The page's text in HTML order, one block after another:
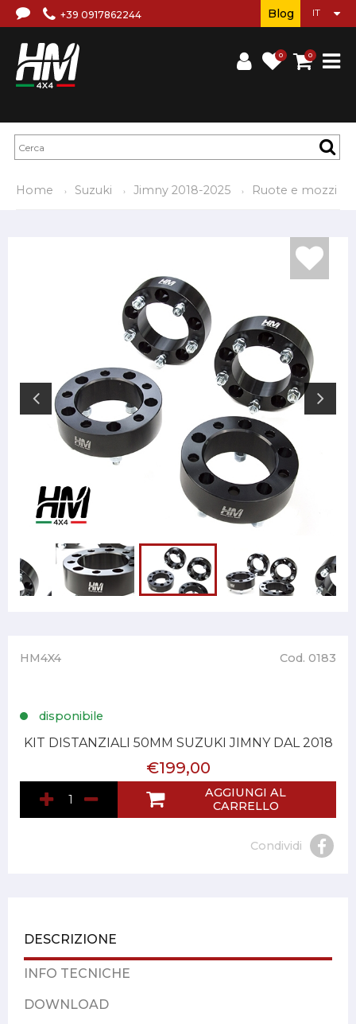
+39 0917862244
0 0
Blog
Home Suzuki Jimny 2018-2025 Ruote e mozzi
HM4X4 Cod. 0183
disponibile
KIT DISTANZIALI 50MM SUZUKI JIMNY DAL 2018
€199,00
AGGIUNGI AL
CARRELLO
Condividi
DESCRIZIONE
INFO TECNICHE
DOWNLOAD